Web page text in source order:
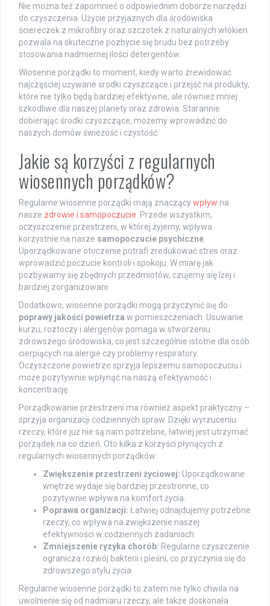
Nie można też zapomnieć o odpowiednim doborze narzędzi
do czyszczenia. Użycie przyjaznych dla środowiska
ściereczek z mikrofibry oraz szczotek z naturalnych włókien
pozwala na skuteczne pozbycie się brudu bez potrzeby
stosowania nadmiernej ilości detergentów.
Wiosenne porządki to moment, kiedy warto zrewidować
najczęściej używane środki czyszczące i przejść na produkty,
które nie tylko będą bardziej efektywne, ale również mniej
szkodliwe dla naszej planety oraz zdrowia. Starannie
dobierając środki czyszczące, możemy wprowadzić do
naszych domów świeżość i czystość.
Jakie są korzyści z regularnych
wiosennych porządków?
Regularne wiosenne porządki mają znaczącywpływ na
nasze zdrowie i samopoczucie . Przede wszystkim,
oczyszczenie przestrzeni, w której żyjemy, wpływa
korzystnie na nasze samopoczucie psychiczne
Uporządkowane otoczenie potrafi zredukować stres oraz
wprowadzić poczucie kontroli i spokoju. W miarę jak
pozbywamy się zbędnych przedmiotów, czujemy się lżej i
bardziej zorganizowani.
Dodatkowo, wiosenne porządki mogą przyczynić się do
poprawy jakości powietrza w pomieszczeniach. Usuwanie
kurzu, roztoczy i alergenów pomaga w stworzeniu
zdrowszego środowiska, co jest szczególnie istotne dla osób
cierpiących na alergie czy problemy respiratory.
Oczyszczone powietrze sprzyja lepszemu samopoczuciu i
może pozytywnie wpłynąć na naszą efektywność i
koncentrację.
Porządkowanie przestrzeni ma również aspekt praktyczny –
sprzyja organizacji codziennych spraw. Dzięki wyrzuceniu
rzeczy, które już nie są nam potrzebne, łatwiej jest utrzymać
porządek na co dzień. Oto kilka z korzyści płynących z
regularnych wiosennych porządków:
Zwiększenie przestrzeni życiowej: Uporządkowane
wnętrze wydaje się bardziej przestronne, co
pozytywnie wpływa na komfort życia.
Poprawa organizacji: Łatwiej odnajdujemy potrzebne
rzeczy, co wpływa na zwiększenie naszej
efektywności w codziennych zadaniach.
Zmniejszenie ryzyka chorób: Regularne czyszczenie
ogranicza rozwój bakterii i pleśni, co przyczynia się do
zdrowszego stylu życia.
Regularne wiosenne porządki to zatem nie tylko chwila na
uwolnienie się od nadmiaru rzeczy, ale także doskonała